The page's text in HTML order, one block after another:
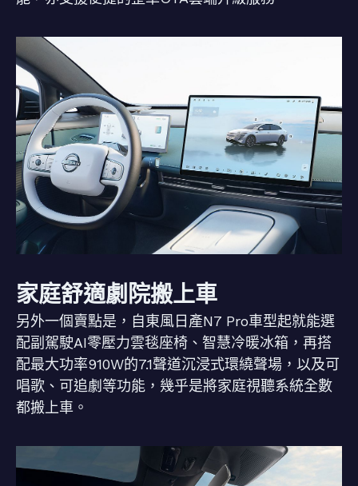
家庭舒適劇院搬上車
另外一個賣點是，自東風日產N7 Pro車型起就能選
配副駕駛AI零壓力雲毯座椅、智慧冷暖冰箱，再搭
配最大功率910W的7.1聲道沉浸式環繞聲場，以及可
唱歌、可追劇等功能，幾乎是將家庭視聽系統全數
都搬上車。